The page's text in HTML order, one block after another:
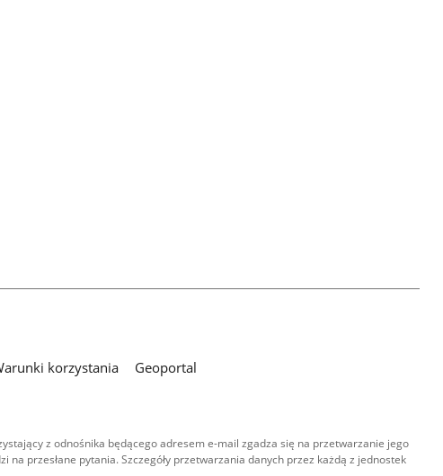
korzystania
Geoportal
z odnośnika będącego adresem e-mail zgadza się na przetwarzanie jego
przesłane pytania. Szczegóły przetwarzania danych przez każdą z jednostek